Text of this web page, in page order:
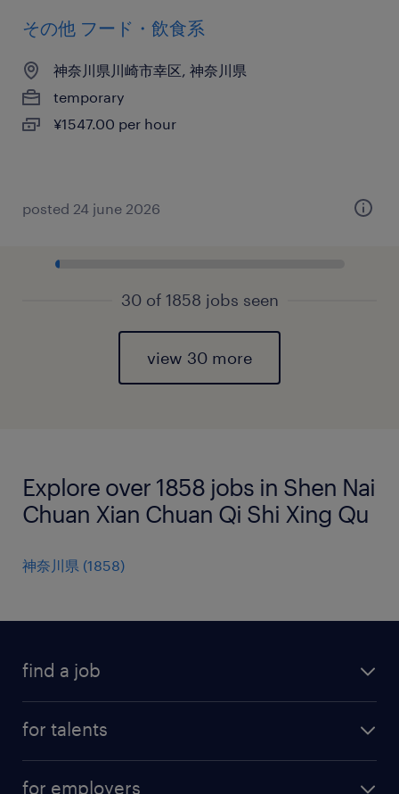
その他 フード・飲食系
神奈川県川崎市幸区, 神奈川県
temporary
¥1547.00 per hour
posted 24 june 2026
30 of 1858 jobs seen
view 30 more
Explore over 1858 jobs in Shen Nai
Chuan Xian Chuan Qi Shi Xing Qu
神奈川県 (1858)
find a job
for talents
for employers